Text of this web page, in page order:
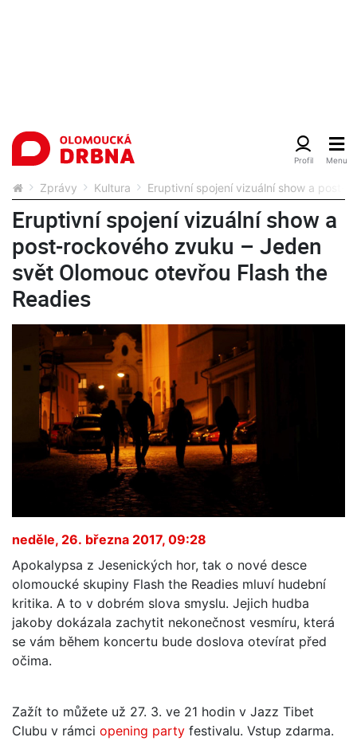
Zprávy Kultura Eruptivní spojení vizuální show a post-
Eruptivní spojení vizuální show a
post-rockového zvuku – Jeden
svět Olomouc otevřou Flash the
Readies
neděle, 26. března 2017, 09:28
Apokalypsa z Jesenických hor, tak o nové desce
olomoucké skupiny Flash the Readies mluví hudební
kritika. A to v dobrém slova smyslu. Jejich hudba
jakoby dokázala zachytit nekonečnost vesmíru, která
se vám během koncertu bude doslova otevírat před
očima.
Zažít to můžete už 27. 3. ve 21 hodin v Jazz Tibet
Clubu v rámci opening party festivalu. Vstup zdarma.